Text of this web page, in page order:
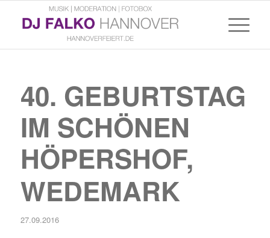
40. GEBURTSTAG
IM SCHÖNEN
HÖPERSHOF,
WEDEMARK
27.09.2016